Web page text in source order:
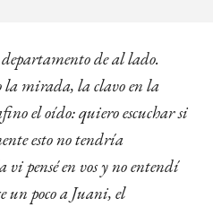
de al lado.
la mirada, la clavo en la
el oído: quiero escuchar si
esto no tendría
pensé en vos y no entendí
un poco a Juani, el